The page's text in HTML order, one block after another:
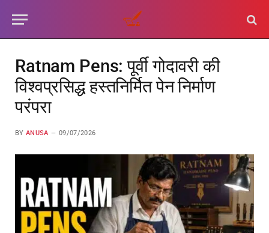
Ratnam Pens: पूर्वी गोदावरी की
विश्वप्रसिद्ध हस्तनिर्मित पेन निर्माण
परंपरा
BY ANUSA 09/07/2026